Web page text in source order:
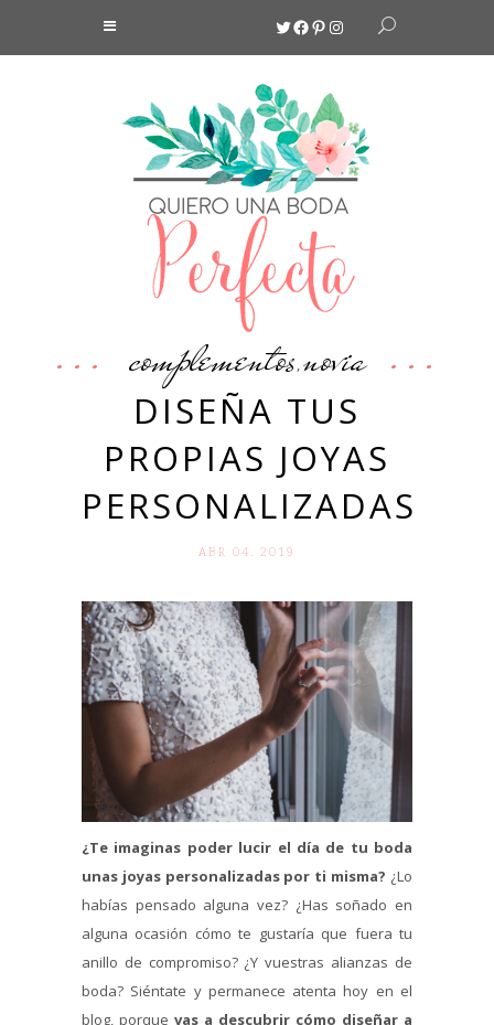
Twitter
Facebook
Pinterest
Instagram
complementos,novia
DISEÑA TUS
PROPIAS JOYAS
PERSONALIZADAS
ABR 04. 2019
¿Te imaginas poder lucir el día de tu boda
unas joyas personalizadas por ti misma? ¿Lo
habías pensado alguna vez? ¿Has soñado en
alguna ocasión cómo te gustaría que fuera tu
anillo de compromiso? ¿Y vuestras alianzas de
boda? Siéntate y permanece atenta hoy en el
blog, porque vas a descubrir cómo diseñar a